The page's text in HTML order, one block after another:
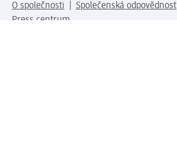
O společnosti Společenská odpovědnost
Press centrum